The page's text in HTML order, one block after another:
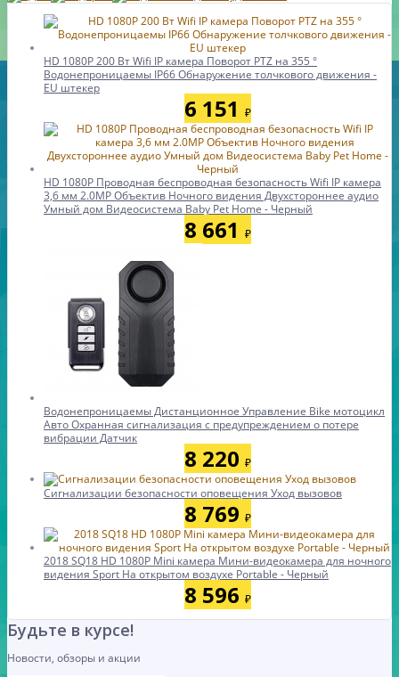
HD 1080P 200 Вт Wifi IP камера Поворот PTZ на 355 °
Водонепроницаемы IP66 Обнаружение толчкового движения -
EU штекер
6 151 ₽
HD 1080P Проводная беспроводная безопасность Wifi IP камера
3,6 мм 2.0MP Объектив Ночного видения Двухстороннее аудио
Умный дом Видеосистема Baby Pet Home - Черный
8 661 ₽
Водонепроницаемы Дистанционное Управление Bike мотоцикл
Авто Охранная сигнализация с предупреждением о потере
вибрации Датчик
8 220 ₽
Сигнализации безопасности оповещения Уход вызовов
8 769 ₽
2018 SQ18 HD 1080P Mini камера Мини-видеокамера для ночного
видения Sport На открытом воздухе Portable - Черный
8 596 ₽
Будьте в курсе!
Новости, обзоры и акции